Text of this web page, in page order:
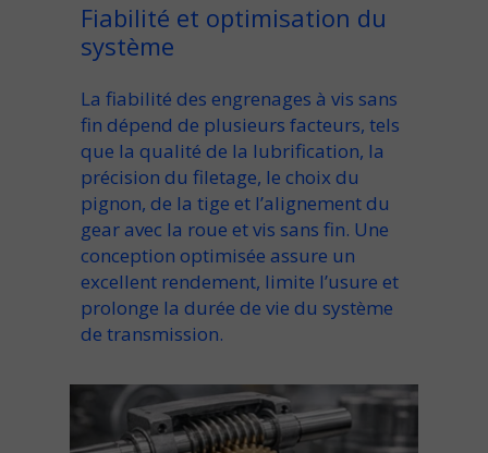
Fiabilité et optimisation du
système
La fiabilité des engrenages à vis sans
fin dépend de plusieurs facteurs, tels
que la qualité de la lubrification, la
précision du filetage, le choix du
pignon, de la tige et l’alignement du
gearavec la roue et vis sans fin. Une
conception optimisée assure un
excellent rendement, limite l’usure et
prolonge la durée de vie du système
de transmission.